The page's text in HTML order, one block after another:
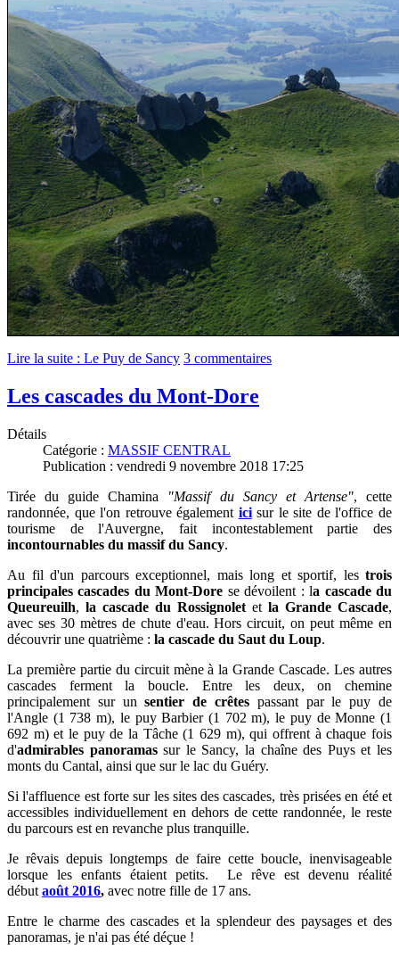
Lire la suite : Le Puy de Sancy 3 commentaires
Les cascades du Mont-Dore
Détails
Catégorie : MASSIF CENTRAL
Publication : vendredi 9 novembre 2018 17:25
Tirée du guide Chamina "Massif du Sancy et Artense", cette
randonnée, que l'on retrouve également icisur le site de l'office de
tourisme de l'Auvergne, fait incontestablement partie des
incontournables du massif du Sancy.
Au fil d'un parcours exceptionnel, mais long et sportif, les trois
principales cascades du Mont-Dore se dévoilent : la cascade du
Queureuilh, la cascade du Rossignolet et la Grande Cascade,
avec ses 30 mètres de chute d'eau. Hors circuit, on peut même en
découvrir une quatrième : la cascade du Saut du Loup.
La première partie du circuit mène à la Grande Cascade. Les autres
cascades ferment la boucle. Entre les deux,on chemine
principalement sur unsentier de crêtes passant par le puy de
l'Angle (1 738 m), le puy Barbier (1 702 m), le puy de Monne (1
692 m) et le puy de la Tâche (1 629 m), qui offrent à chaque fois
d'admirables panoramassur le Sancy, la chaîne des Puys et les
monts du Cantal, ainsi que sur le lac du Guéry.
Si l'affluence est forte sur les sites des cascades, très prisées en été et
accessibles individuellement en dehors de cette randonnée, le reste
du parcours est en revanche plus tranquille.
Je rêvais depuis longtemps de faire cette boucle, inenvisageable
lorsque les enfants étaient petits. Le rêve est devenu réalité
début août 2016, avec notre fille de 17 ans.
Entre le charme des cascades et la splendeur des paysages et des
panoramas, je n'ai pas été déçue !